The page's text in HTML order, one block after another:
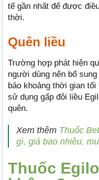
tế gần nhất để được
thời.
Quên liều
Trường hợp phát hiện
người dùng nên bổ
bảo khoảng thời gian
sử dụng gấp đôi liều
quên.
Xem thêm Thuốc
gì, giá bao nhiêu,
Thuốc